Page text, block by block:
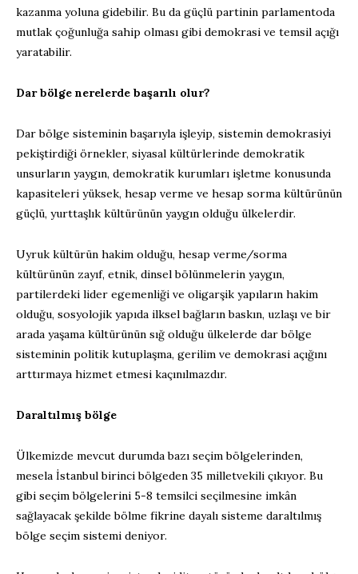
kazanma yoluna gidebilir. Bu da güçlü partinin parlamentoda
mutlak çoğunluğa sahip olması gibi demokrasi ve temsil açığı
yaratabilir.
Dar bölge nerelerde başarılı olur?
Dar bölge sisteminin başarıyla işleyip, sistemin demokrasiyi
pekiştirdiği örnekler, siyasal kültürlerinde demokratik
unsurların yaygın, demokratik kurumları işletme konusunda
kapasiteleri yüksek, hesap verme ve hesap sorma kültürünün
güçlü, yurttaşlık kültürünün yaygın olduğu ülkelerdir.
Uyruk kültürün hakim olduğu, hesap verme/sorma
kültürünün zayıf, etnik, dinsel bölünmelerin yaygın,
partilerdeki lider egemenliği ve oligarşik yapıların hakim
olduğu, sosyolojik yapıda ilksel bağların baskın, uzlaşı ve bir
arada yaşama kültürünün sığ olduğu ülkelerde dar bölge
sisteminin politik kutuplaşma, gerilim ve demokrasi açığını
arttırmaya hizmet etmesi kaçınılmazdır.
Daraltılmış bölge
Ülkemizde mevcut durumda bazı seçim bölgelerinden,
mesela İstanbul birinci bölgeden 35 milletvekili çıkıyor. Bu
gibi seçim bölgelerini 5-8 temsilci seçilmesine imkân
sağlayacak şekilde bölme fikrine dayalı sisteme daraltılmış
bölge seçim sistemi deniyor.